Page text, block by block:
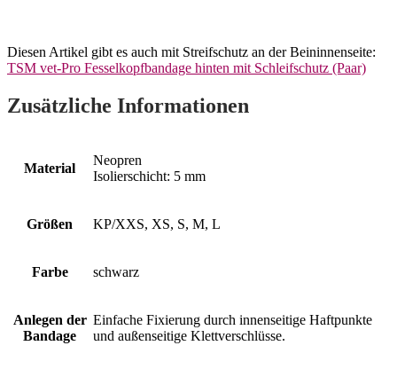
Diesen Artikel gibt es auch mit Streifschutz an der Beininnenseite:
TSM vet-Pro Fesselkopfbandage hinten mit Schleifschutz (Paar)
Zusätzliche Informationen
Material
Neopren
Isolierschicht: 5 mm
Größen KP/XXS, XS, S, M, L
Farbe schwarz
Anlegen der
Bandage
Einfache Fixierung durch innenseitige Haftpunkte
und außenseitige Klettverschlüsse.